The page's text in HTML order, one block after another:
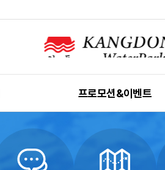
프로모션&이벤트
프로모션